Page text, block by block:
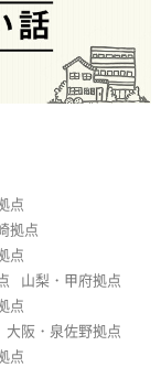
点
拠点
点
山梨・甲府拠点
点
大阪・泉佐野拠点
点